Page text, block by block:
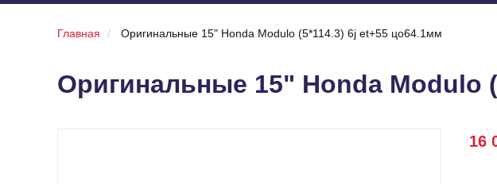
Главная Оригинальные 15" Honda Modulo (5*114.3) 6j et+55 цо64.1мм
Оригинальные 15" Honda Modulo
16